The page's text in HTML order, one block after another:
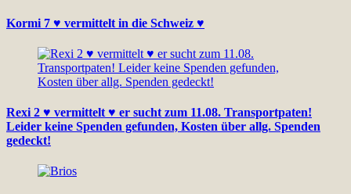
Kormi 7 ♥ vermittelt in die Schweiz ♥
Rexi 2 ♥ vermittelt ♥ er sucht zum 11.08. Transportpaten!
Leider keine Spenden gefunden, Kosten über allg. Spenden
gedeckt!